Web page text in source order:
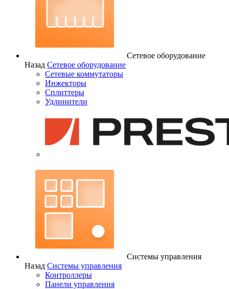
Сетевое оборудование
Назад Сетевое оборудование
Сетевые коммутаторы
Инжекторы
Сплиттеры
Удлинители
Системы управления
Назад Системы управления
Контроллеры
Панели управления